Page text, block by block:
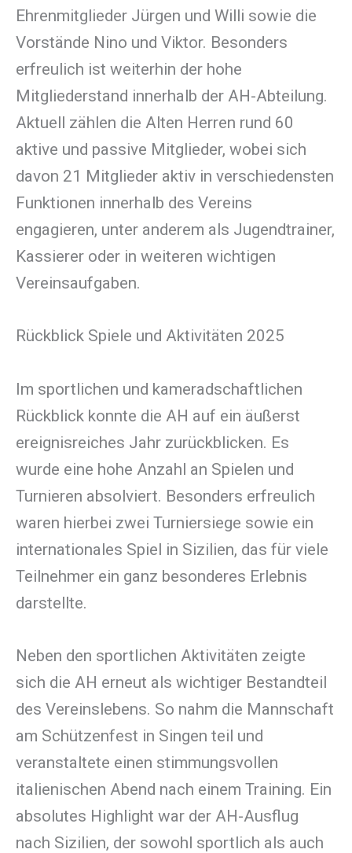
Ehrenmitglieder Jürgen und Willi sowie die
Vorstände Nino und Viktor. Besonders
erfreulich ist weiterhin der hohe
Mitgliederstand innerhalb der AH-Abteilung.
Aktuell zählen die Alten Herren rund 60
aktive und passive Mitglieder, wobei sich
davon 21 Mitglieder aktiv in verschiedensten
Funktionen innerhalb des Vereins
engagieren, unter anderem als Jugendtrainer,
Kassierer oder in weiteren wichtigen
Vereinsaufgaben.
Rückblick Spiele und Aktivitäten 2025
Im sportlichen und kameradschaftlichen
Rückblick konnte die AH auf ein äußerst
ereignisreiches Jahr zurückblicken. Es
wurde eine hohe Anzahl an Spielen und
Turnieren absolviert. Besonders erfreulich
waren hierbei zwei Turniersiege sowie ein
internationales Spiel in Sizilien, das für viele
Teilnehmer ein ganz besonderes Erlebnis
darstellte.
Neben den sportlichen Aktivitäten zeigte
sich die AH erneut als wichtiger Bestandteil
des Vereinslebens. So nahm die Mannschaft
am Schützenfest in Singen teil und
veranstaltete einen stimmungsvollen
italienischen Abend nach einem Training. Ein
absolutes Highlight war der AH-Ausflug
nach Sizilien, der sowohl sportlich als auch